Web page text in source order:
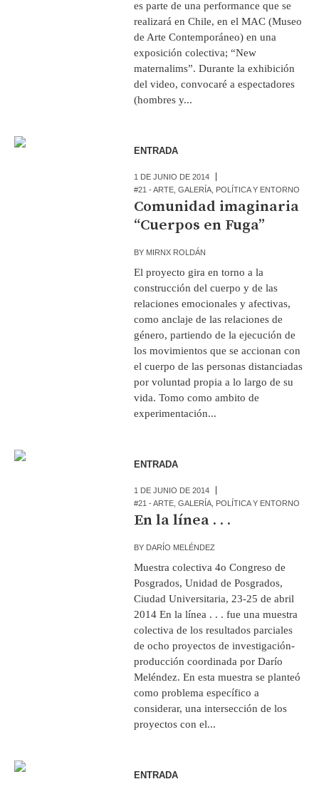
es parte de una performance que se
realizará en Chile, en el MAC (Museo
de Arte Contemporáneo) en una
exposición colectiva; “New
maternalims”. Durante la exhibición
del video, convocaré a espectadores
(hombres y...
ENTRADA
1 DE JUNIO DE 2014
#21 - ARTE ,GALERÍA POLÍTICA Y ENTORNO
Comunidad imaginaria
“Cuerpos en Fuga”
BY MIRNX ROLDÁN
El proyecto gira en torno a la
construcción del cuerpo y de las
relaciones emocionales y afectivas,
como anclaje de las relaciones de
género, partiendo de la ejecución de
los movimientos que se accionan con
el cuerpo de las personas distanciadas
por voluntad propia a lo largo de su
vida. Tomo como ambito de
experimentación...
ENTRADA
1 DE JUNIO DE 2014
#21 - ARTE ,GALERÍA POLÍTICA Y ENTORNO
En la línea . . .
BY DARÍO MELÉNDEZ
Muestra colectiva 4o Congreso de
Posgrados, Unidad de Posgrados,
Ciudad Universitaria, 23-25 de abril
2014 En la línea . . . fue una muestra
colectiva de los resultados parciales
de ocho proyectos de investigación-
producción coordinada por Darío
Meléndez. En esta muestra se planteó
como problema específico a
considerar, una intersección de los
proyectos con el...
ENTRADA